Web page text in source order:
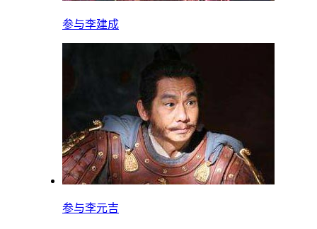
参与李建成
参与李元吉